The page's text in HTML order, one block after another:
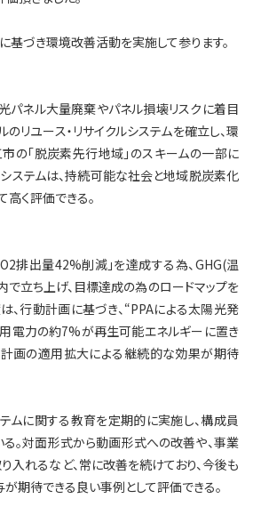
基づき環境改善活動を実施して参ります。
パネル大量廃棄やパネル損壊リスクに着目
リユース・リサイクルシステムを確立し、環
の「脱炭素先行地域」のスキームの一部に
ステムは、持続可能な社会と地域脱炭素化
く評価できる。
排出量42%削減」を達成する為、GHG(温
立ち上げ、目標達成の為のロードマップを
、行動計画に基づき、“PPAによる太陽光発
用電力の約7%が再生可能エネルギーに置き
画の適用拡大による継続的な効果が期待
ムに関する教育を定期的に実施し、構成員
。対面形式から動画形式への改善や、事業
入れるなど、常に改善を続けており、今後も
期待できる良い事例として評価できる。